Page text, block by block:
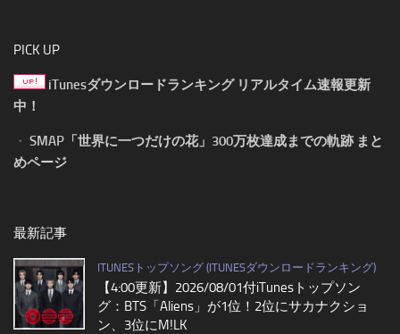
PICK UP
iTunesダウンロードランキング リアルタイム速報更新
中！
・ SMAP「世界に一つだけの花」300万枚達成までの軌跡 まと
めページ
最新記事
ITUNESトップソング (ITUNESダウンロードランキング)
【4:00更新】2026/08/01付iTunesトップソン
グ：BTS「Aliens」が1位！2位にサカナクショ
ン、3位にM!LK